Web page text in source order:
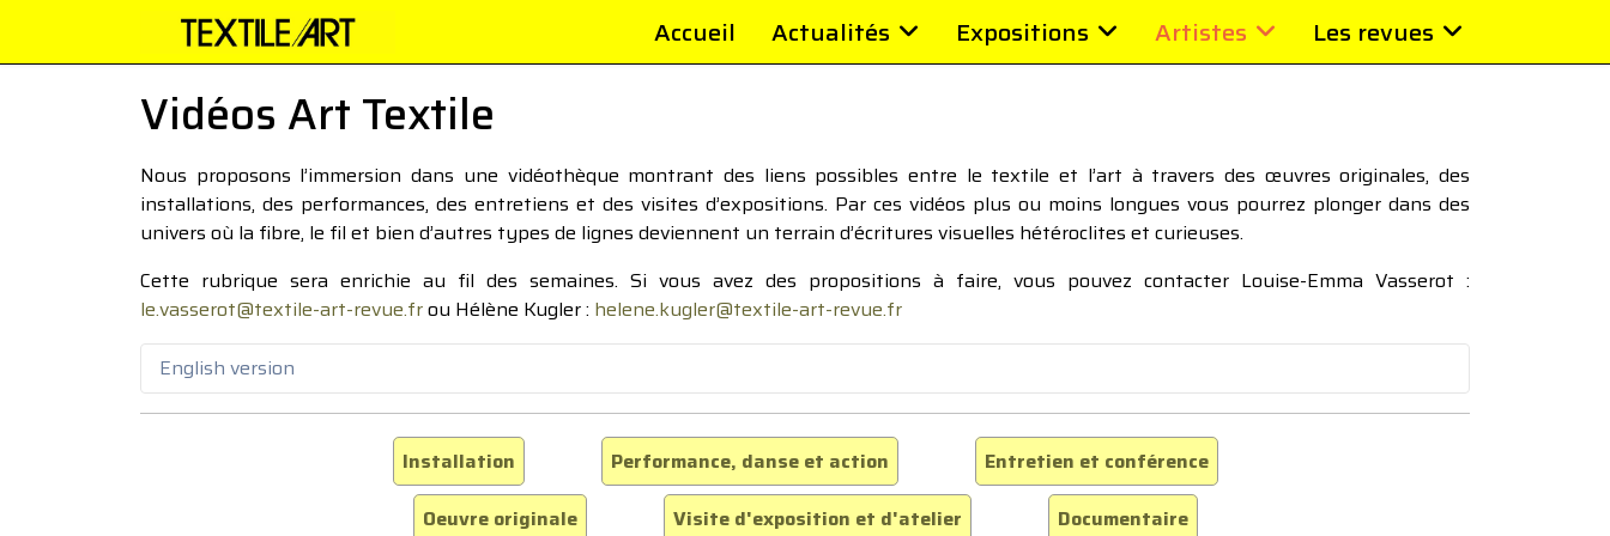
Accueil Actualités Expositions Artistes Les revues
Vidéos Art Textile
Nous proposons l’immersion dans une vidéothèque montrant des liens possibles entre le textile et l’art à travers des œuvres originales, des
installations, des performances, des entretiens et des visites d’expositions. Par ces vidéos plus ou moins longues vous pourrez plonger dans des
univers où la fibre, le fil et bien d’autres types de lignes deviennent un terrain d’écritures visuelles hétéroclites et curieuses.
Cette rubrique sera enrichie au fil des semaines. Si vous avez des propositions à faire, vous pouvez contacter Louise-Emma Vasserot :
le.vasserot@textile-art-revue.frou Hélène Kugler : helene.kugler@textile-art-revue.fr
English version
Installation Performance, danse et action
Entretien et conférence
Oeuvre originale
Visite d'exposition et d'atelier Documentaire